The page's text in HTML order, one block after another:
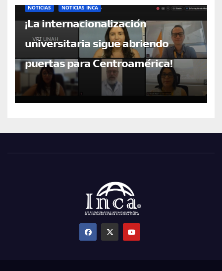
NOTICIAS NOTICIAS INCA
¡𝗟𝗮 𝗶𝗻𝘁𝗲𝗿𝗻𝗮𝗰𝗶𝗼𝗻𝗮𝗹𝗶𝘇𝗮𝗰𝗶𝗼́𝗻
𝘂𝗻𝗶𝘃𝗲𝗿𝘀𝗶𝘁𝗮𝗿𝗶𝗮 𝘀𝗶𝗴𝘂𝗲 𝗮𝗯𝗿𝗶𝗲𝗻𝗱𝗼
𝗽𝘂𝗲𝗿𝘁𝗮𝘀 𝗽𝗮𝗿𝗮 𝗖𝗲𝗻𝘁𝗿𝗼𝗮𝗺𝗲́𝗿𝗶𝗰𝗮!